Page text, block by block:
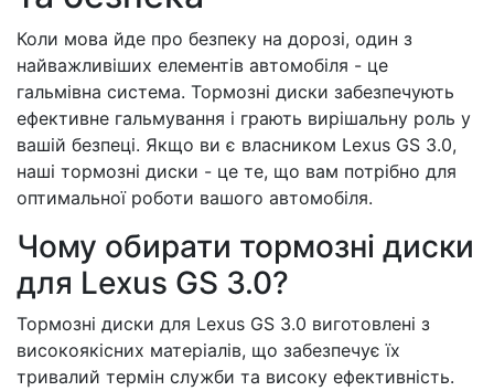
Коли мова йде про безпеку на дорозі, один з
найважливіших елементів автомобіля - це
гальмівна система. Тормозні диски забезпечують
ефективне гальмування і грають вирішальну роль у
вашій безпеці. Якщо ви є власником Lexus GS 3.0,
наші тормозні диски - це те, що вам потрібно для
оптимальної роботи вашого автомобіля.
Чому обирати тормозні диски
для Lexus GS 3.0?
Тормозні диски для Lexus GS 3.0 виготовлені з
високоякісних матеріалів, що забезпечує їх
тривалий термін служби та високу ефективність.